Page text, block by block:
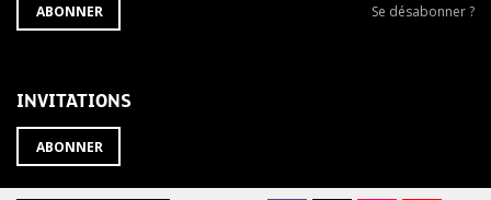
S'ABONNER
À
ABONNER
Se
Se désabonner ?
INVITATIONS
ABONNER